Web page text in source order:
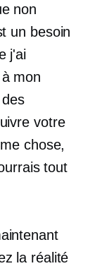
non
un besoin
j'ai
mon
votre
chose,
tout
la réalité